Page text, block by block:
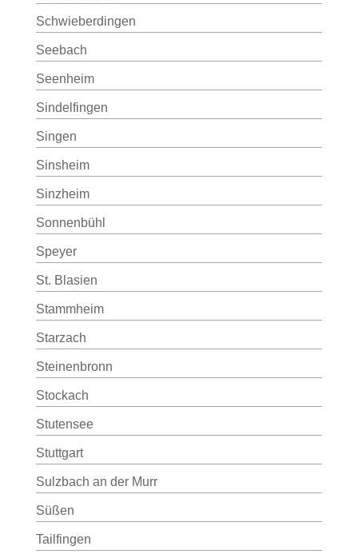
Schwieberdingen
Seebach
Seenheim
Sindelfingen
Singen
Sinsheim
Sinzheim
Sonnenbühl
Speyer
St. Blasien
Stammheim
Starzach
Steinenbronn
Stockach
Stutensee
Stuttgart
Sulzbach an der Murr
Süßen
Tailfingen